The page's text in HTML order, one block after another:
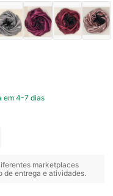
em 4-7 dias
marketplaces
de entrega e atividades.